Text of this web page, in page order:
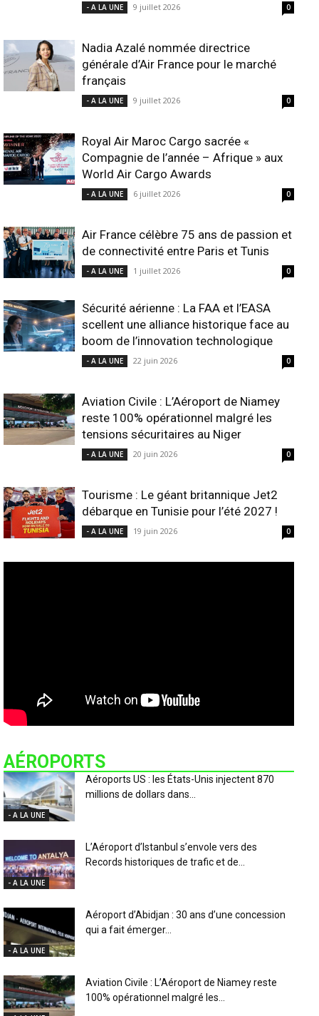
- A LA UNE 9 juillet 2026 0
Nadia Azalé nommée directrice
générale d’Air France pour le marché
français
- A LA UNE 9 juillet 2026 0
Royal Air Maroc Cargo sacrée «
Compagnie de l’année – Afrique » aux
World Air Cargo Awards
- A LA UNE 6 juillet 2026 0
Air France célèbre 75 ans de passion et
de connectivité entre Paris et Tunis
- A LA UNE 1 juillet 2026 0
Sécurité aérienne : La FAA et l’EASA
scellent une alliance historique face au
boom de l’innovation technologique
- A LA UNE 22 juin 2026 0
Aviation Civile : L’Aéroport de Niamey
reste 100% opérationnel malgré les
tensions sécuritaires au Niger
- A LA UNE 20 juin 2026 0
Tourisme : Le géant britannique Jet2
débarque en Tunisie pour l’été 2027 !
- A LA UNE 19 juin 2026 0
AÉROPORTS
- A LA UNE
Aéroports US : les États-Unis injectent 870
millions de dollars dans...
- A LA UNE
L’Aéroport d’Istanbul s’envole vers des
Records historiques de trafic et de...
- A LA UNE
Aéroport d’Abidjan : 30 ans d’une concession
qui a fait émerger...
Aviation Civile : L’Aéroport de Niamey reste
100% opérationnel malgré les...